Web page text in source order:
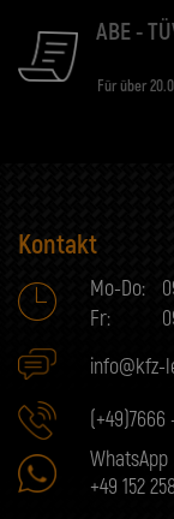
ABE -
Für über
Kontakt
Mo-Do:
Fr:
info@kfz-
(+49)7666
WhatsApp
+49 152